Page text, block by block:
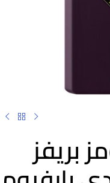
بريفز